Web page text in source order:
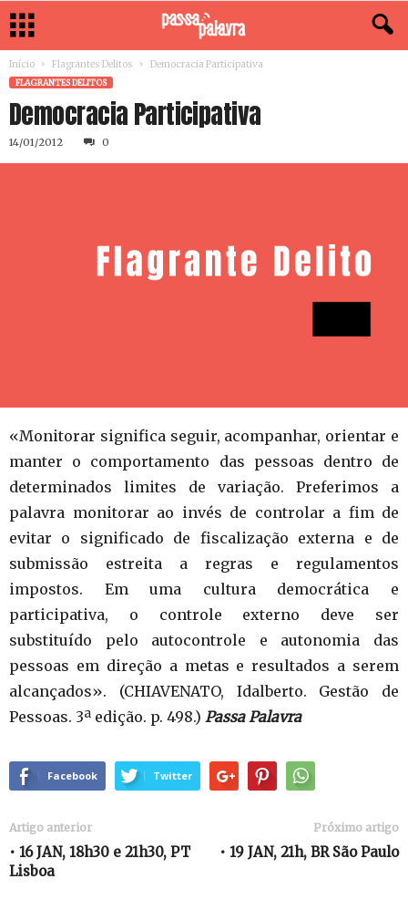
Início Flagrantes Delitos Democracia Participativa
FLAGRANTES DELITOS
Democracia Participativa
14/01/2012 0
«Monitorar significa seguir, acompanhar, orientar e
manter o comportamento das pessoas dentro de
determinados limites de variação. Preferimos a
palavra monitorar ao invés de controlar a fim de
evitar o significado de fiscalização externa e de
submissão estreita a regras e regulamentos
impostos. Em uma cultura democrática e
participativa, o controle externo deve ser
substituído pelo autocontrole e autonomia das
pessoas em direção a metas e resultados a serem
alcançados». (CHIAVENATO, Idalberto. Gestão de
Pessoas. 3ª edição. p. 498.) Passa Palavra
Facebook Twitter
Artigo anterior
• 16 JAN, 18h30 e 21h30, PT
Lisboa
Próximo artigo
• 19 JAN, 21h, BR São Paulo